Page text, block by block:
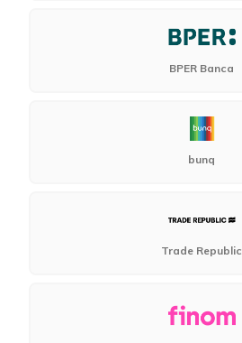
BPER Banca
bunq
Trade Republic